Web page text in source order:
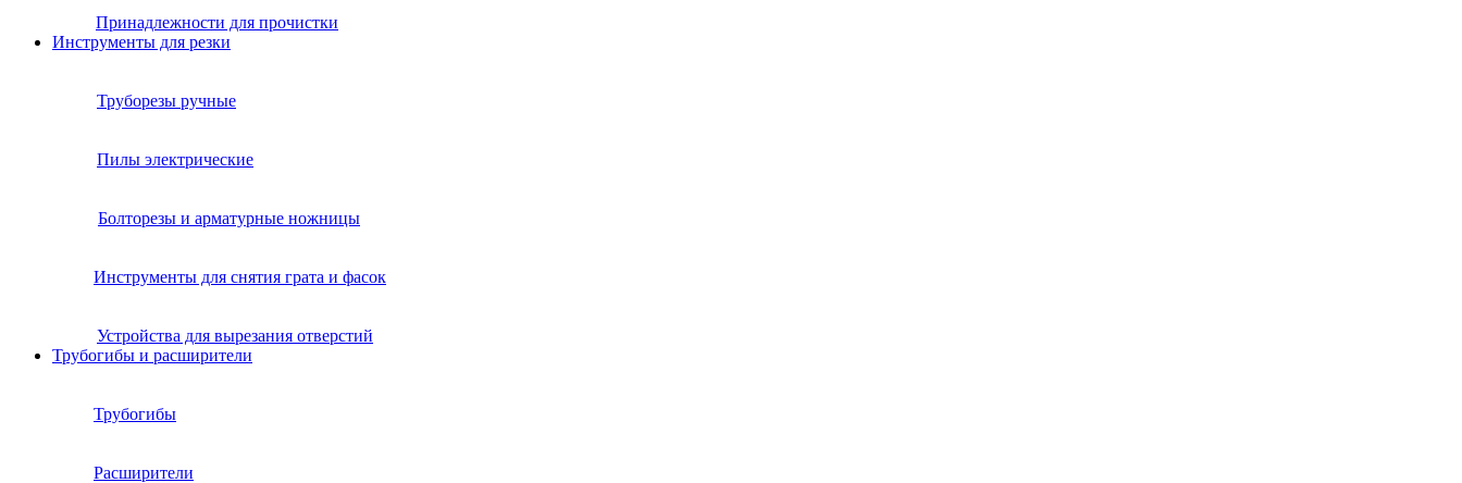
Принадлежности для прочистки
Инструменты для резки
Труборезы ручные
Пилы электрические
Болторезы и арматурные ножницы
Инструменты для снятия грата и фасок
Устройства для вырезания отверстий
Трубогибы и расширители
Трубогибы
Расширители